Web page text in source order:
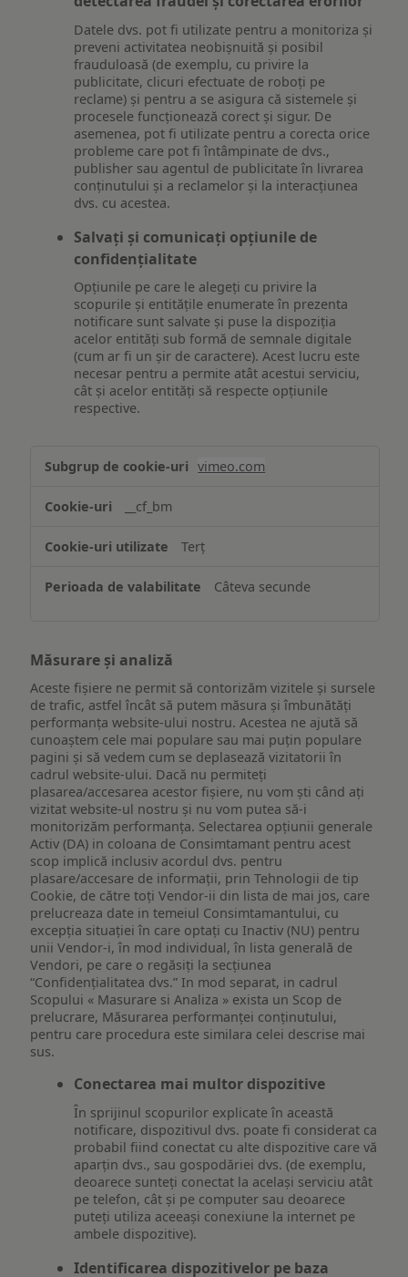
Datele dvs. pot fi utilizate pentru a monitoriza și
preveni activitatea neobișnuită și posibil
frauduloasă (de exemplu, cu privire la
publicitate, clicuri efectuate de roboți pe
reclame) și pentru a se asigura că sistemele și
procesele funcționează corect și sigur. De
asemenea, pot fi utilizate pentru a corecta orice
probleme care pot fi întâmpinate de dvs.,
publisher sau agentul de publicitate în livrarea
conținutului și a reclamelor și la interacțiunea
dvs. cu acestea.
Salvați și comunicați opțiunile de
confidențialitate
Opțiunile pe care le alegeți cu privire la
scopurile și entitățile enumerate în prezenta
notificare sunt salvate și puse la dispoziția
acelor entități sub formă de semnale digitale
(cum ar fi un șir de caractere). Acest lucru este
necesar pentru a permite atât acestui serviciu,
cât și acelor entități să respecte opțiunile
respective.
Asigurarea
funcționalităților
website-
ului
vimeo.com
__cf_bm
Terț
Câteva secunde
Măsurare și analiză
Aceste fișiere ne permit să contorizăm vizitele și sursele
de trafic, astfel încât să putem măsura și îmbunătăți
performanța website-ului nostru. Acestea ne ajută să
cunoaștem cele mai populare sau mai puțin populare
pagini și să vedem cum se deplasează vizitatorii în
cadrul website-ului. Dacă nu permiteți
plasarea/accesarea acestor fișiere, nu vom ști când ați
vizitat website-ul nostru și nu vom putea să-i
monitorizăm performanța. Selectarea opțiunii generale
Activ (DA) in coloana de Consimtamant pentru acest
scop implică inclusiv acordul dvs. pentru
plasare/accesare de informații, prin Tehnologii de tip
Cookie, de către toți Vendor-ii din lista de mai jos, care
prelucreaza date in temeiul Consimtamantului, cu
excepția situației în care optați cu Inactiv (NU) pentru
unii Vendor-i, în mod individual, în lista generală de
Vendori, pe care o regăsiți la secțiunea
“Confidențialitatea dvs.” In mod separat, in cadrul
Scopului « Masurare si Analiza » exista un Scop de
prelucrare, Măsurarea performanței conținutului,
pentru care procedura este similara celei descrise mai
sus.
Conectarea mai multor dispozitive
În sprijinul scopurilor explicate în această
notificare, dispozitivul dvs. poate fi considerat ca
probabil fiind conectat cu alte dispozitive care vă
aparțin dvs., sau gospodăriei dvs. (de exemplu,
deoarece sunteți conectat la același serviciu atât
pe telefon, cât și pe computer sau deoarece
puteți utiliza aceeași conexiune la internet pe
ambele dispozitive).
Identificarea dispozitivelor pe baza